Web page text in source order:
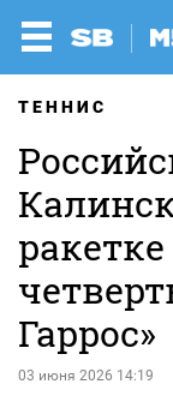
ТЕННИС
Гаррос»
03 июня 2026 14:19